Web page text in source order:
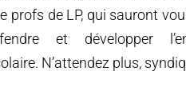
profs de LP, qui sauront
et développer
N’attendez plus,